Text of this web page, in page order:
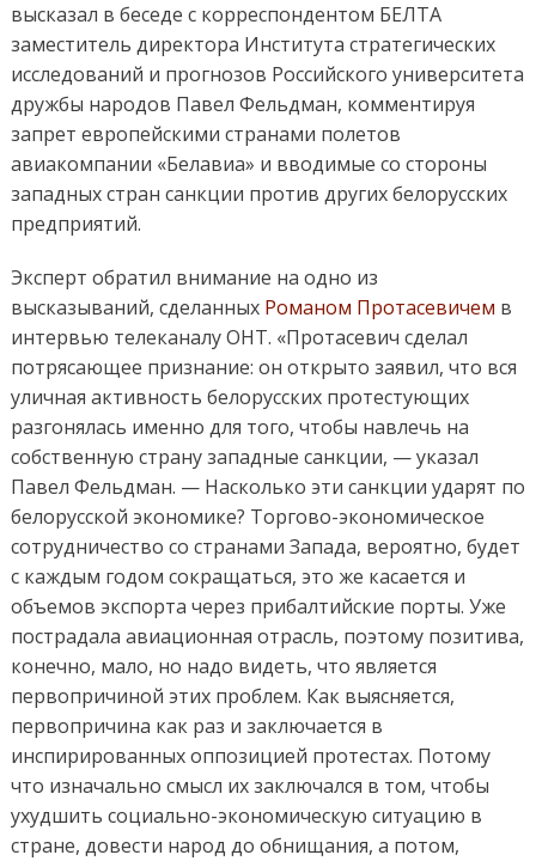
высказал в беседе с корреспондентом БЕЛТА
заместитель директора Института стратегических
исследований и прогнозов Российского университета
дружбы народов Павел Фельдман, комментируя
запрет европейскими странами полетов
авиакомпании «Белавиа» и вводимые со стороны
западных стран санкции против других белорусских
предприятий.
Эксперт обратил внимание на одно из
высказываний, сделанных Романом Протасевичем в
интервью телеканалу ОНТ. «Протасевич сделал
потрясающее признание: он открыто заявил, что вся
уличная активность белорусских протестующих
разгонялась именно для того, чтобы навлечь на
собственную страну западные санкции, — указал
Павел Фельдман. — Насколько эти санкции ударят по
белорусской экономике? Торгово-экономическое
сотрудничество со странами Запада, вероятно, будет
с каждым годом сокращаться, это же касается и
объемов экспорта через прибалтийские порты. Уже
пострадала авиационная отрасль, поэтому позитива,
конечно, мало, но надо видеть, что является
первопричиной этих проблем. Как выясняется,
первопричина как раз и заключается в
инспирированных оппозицией протестах. Потому
что изначально смысл их заключался в том, чтобы
ухудшить социально-экономическую ситуацию в
стране, довести народ до обнищания, а потом,